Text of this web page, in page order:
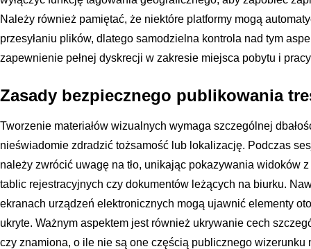
Należy również pamiętać, że niektóre platformy mogą
przesyłaniu plików, dlatego samodzielna kontrola nad tym
zapewnienie pełnej dyskrecji w zakresie miejsca pobytu i
Zasady bezpiecznego publikowania
Tworzenie materiałów wizualnych wymaga szczególnej
nieświadomie zdradzić tożsamość lub lokalizację. Podczas
należy zwrócić uwagę na tło, unikając pokazywania widoków
tablic rejestracyjnych czy dokumentów leżących na biurku.
ekranach urządzeń elektronicznych mogą ujawnić elementy
ukryte. Ważnym aspektem jest również ukrywanie cech
czy znamiona, o ile nie są one częścią publicznego